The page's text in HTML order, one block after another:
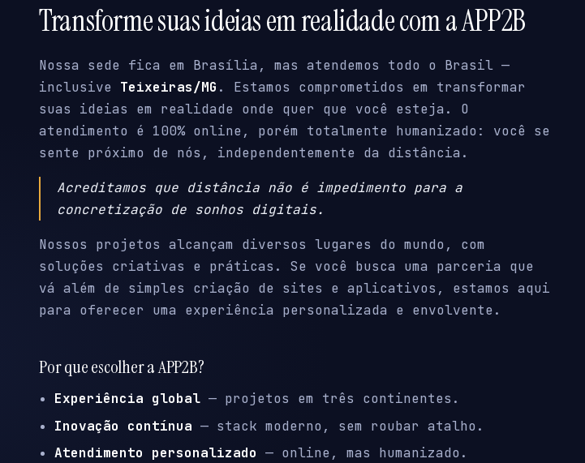
Transforme suas ideias em realidade com a APP2B
Nossa sede fica em Brasília, mas atendemos todo o Brasil —
inclusive Teixeiras/MG . Estamos comprometidos em transformar
suas ideias em realidade onde quer que você esteja. O
atendimento é 100% online, porém totalmente humanizado: você se
sente próximo de nós, independentemente da distância.
Acreditamos que distância não é impedimento para a
concretização de sonhos digitais.
Nossos projetos alcançam diversos lugares do mundo, com
soluções criativas e práticas. Se você busca uma parceria que
vá além de simples criação de sites e aplicativos, estamos aqui
para oferecer uma experiência personalizada e envolvente.
Por que escolher a APP2B?
Experiência global — projetos em três continentes.
Inovação contínua — stack moderno, sem roubar atalho.
Atendimento personalizado — online, mas humanizado.